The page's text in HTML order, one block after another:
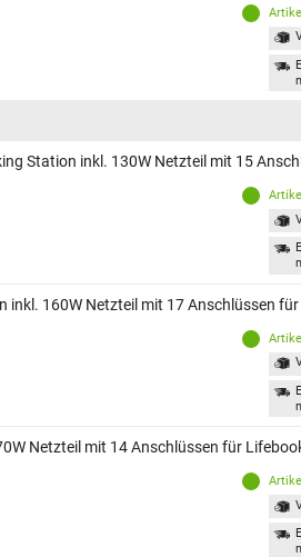
Station inkl. 130W Netzteil mit 15
inkl. 160W Netzteil mit 17 Anschlüssen
Netzteil mit 14 Anschlüssen für